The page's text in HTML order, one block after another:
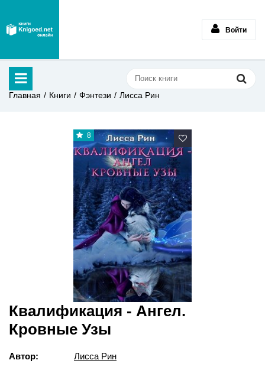
Войти
Главная Книги Фэнтези Лисса Рин
8
Квалификация - Ангел.
Кровные Узы
Автор: Лисса Рин